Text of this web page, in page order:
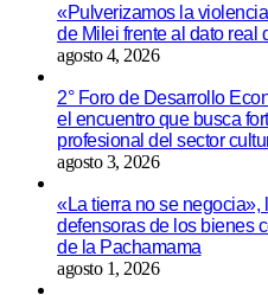
«Pulverizamos la
de Milei frente al dato real
agosto 4, 2026
2° Foro de Desarrollo
el encuentro que busca
profesional del sector
agosto 3, 2026
«La tierra no se negocia»,
defensoras de los bienes
de la Pachamama
agosto 1, 2026